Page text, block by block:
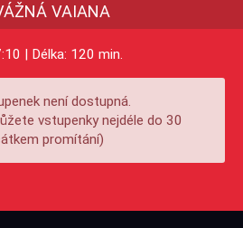
VAIANA
| Délka: 120 min.
není dostupná.
vstupenky nejdéle do 30
promítání)